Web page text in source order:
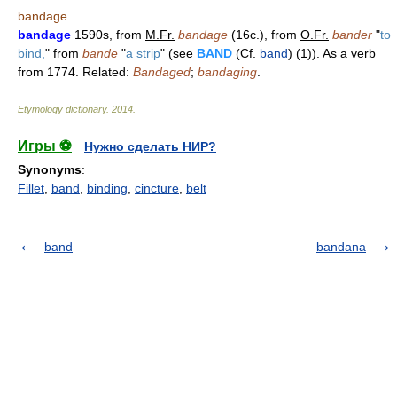
bandage
bandage 1590s, from M.Fr. bandage (16c.), from O.Fr. bander "to
bind, " from bande "a strip" (see BAND (Cf. band) (1)). As a verb
from 1774. Related: Bandaged; bandaging
Etymology dictionary. 2014
Игры ⚽
Нужно сделать НИР?
Synonyms:
Fillet band binding cincture belt
band bandana